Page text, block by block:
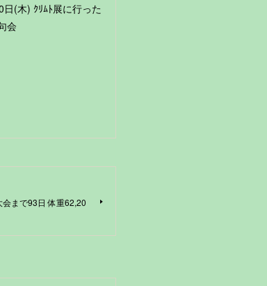
日(木) ｸﾘﾑﾄ展に行った
会
まで93日 体重62,20